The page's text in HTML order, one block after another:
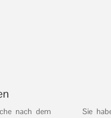
nach dem
Sie